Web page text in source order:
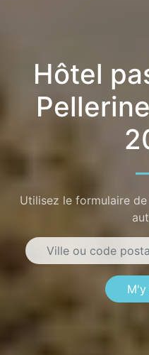
Hôtel
Utilisez le formulaire
M'y